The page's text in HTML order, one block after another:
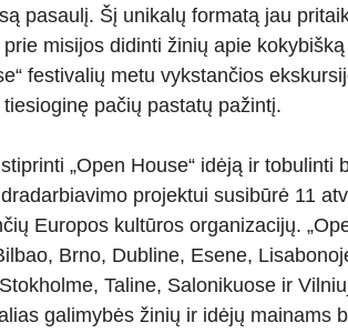
pasaulį. Šį unikalų formatą jau
misijos didinti žinių apie
festivalių metu vykstančios
pačių pastatų pažintį.
„Open House“ idėją ir tobulinti
projektui susibūrė 11
Europos kultūros organizacijų.
Brno, Dubline, Esene,
Taline, Salonikuose ir
galimybės žinių ir idėjų mainams